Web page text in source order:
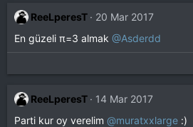
k
i
l
e
ReeLperesT
20 Mar 2017
En güzeli π=3 almak @Asderdd
ReeLperesT
14 Mar 2017
Parti kur oy verelim @muratxxlarge :)